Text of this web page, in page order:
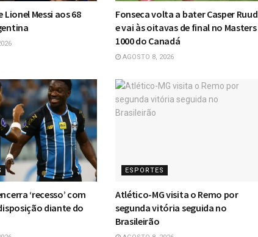
Lionel Messi aos 68
Fonseca volta a bater Casper Ruud
e vai às oitavas de final no Masters
1000 do Canadá
AGOSTO 8, 2026
‘recesso’ com
diante do
ESPORTES
Atlético-MG visita o Remo por
segunda vitória seguida no
Brasileirão